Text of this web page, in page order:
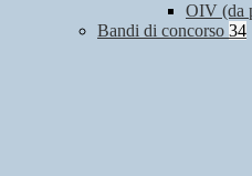
OIV (da
Bandi di concorso 34